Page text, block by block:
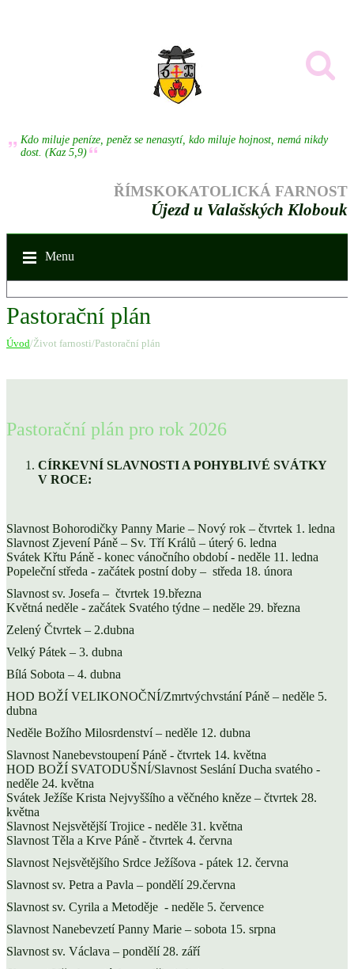
Kdo miluje peníze, peněz se nenasytí, kdo miluje hojnost, nemá nikdy
dost. (Kaz 5,9)
ŘÍMSKOKATOLICKÁ FARNOST
Újezd u Valašských Klobouk
Menu
Pastorační plán
Úvod/Život farnosti/Pastorační plán
Pastorační plán pro rok 2026
CÍRKEVNÍ SLAVNOSTI A POHYBLIVÉ SVÁTKY
V ROCE:
Slavnost Bohorodičky Panny Marie – Nový rok – čtvrtek 1. ledna
Slavnost Zjevení Páně – Sv. Tří Králů – úterý 6. ledna
Svátek Křtu Páně - konec vánočního období - neděle 11. ledna
Popeleční středa - začátek postní doby – středa 18. února
Slavnost sv. Josefa – čtvrtek 19.března
Květná neděle - začátek Svatého týdne – neděle 29. března
Zelený Čtvrtek – 2.dubna
Velký Pátek – 3. dubna
Bílá Sobota – 4. dubna
HOD BOŽÍ VELIKONOČNÍ/Zmrtvýchvstání Páně – neděle 5.
dubna
Neděle Božího Milosrdenství – neděle 12. dubna
Slavnost Nanebevstoupení Páně - čtvrtek 14. května
HOD BOŽÍ SVATODUŠNÍ/Slavnost Seslání Ducha svatého -
neděle 24. května
Svátek Ježíše Krista Nejvyššího a věčného kněze – čtvrtek 28.
května
Slavnost Nejsvětější Trojice - neděle 31. května
Slavnost Těla a Krve Páně - čtvrtek 4. června
Slavnost Nejsvětějšího Srdce Ježíšova - pátek 12. června
Slavnost sv. Petra a Pavla – pondělí 29.června
Slavnost sv. Cyrila a Metoděje - neděle 5. července
Slavnost Nanebevzetí Panny Marie – sobota 15. srpna
Slavnost sv. Václava – pondělí 28. září